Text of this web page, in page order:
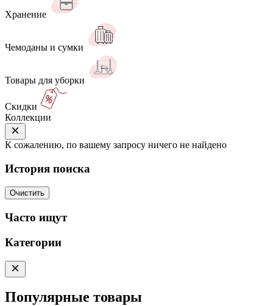
Хранение
Чемоданы и сумки
Товары для уборки
Скидки
Коллекции
К сожалению, по вашему запросу ничего не найдено
История поиска
Очистить
Часто ищут
Категории
Популярные товары